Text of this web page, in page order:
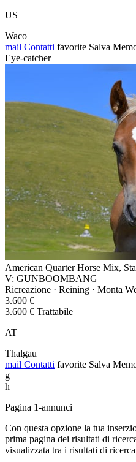
US
Waco
mail Contatti favorite Salva
Eye-catcher
American Quarter Horse Mix,
V: GUNBOOMBANG
Ricreazione · Reining · Monta
3.600 €
3.600 € Trattabile
AT
Thalgau
mail Contatti favorite Salva
g
h
Pagina 1-annunci
Con questa opzione la tua
prima pagina dei risultati di
visualizzata tra i risultati di